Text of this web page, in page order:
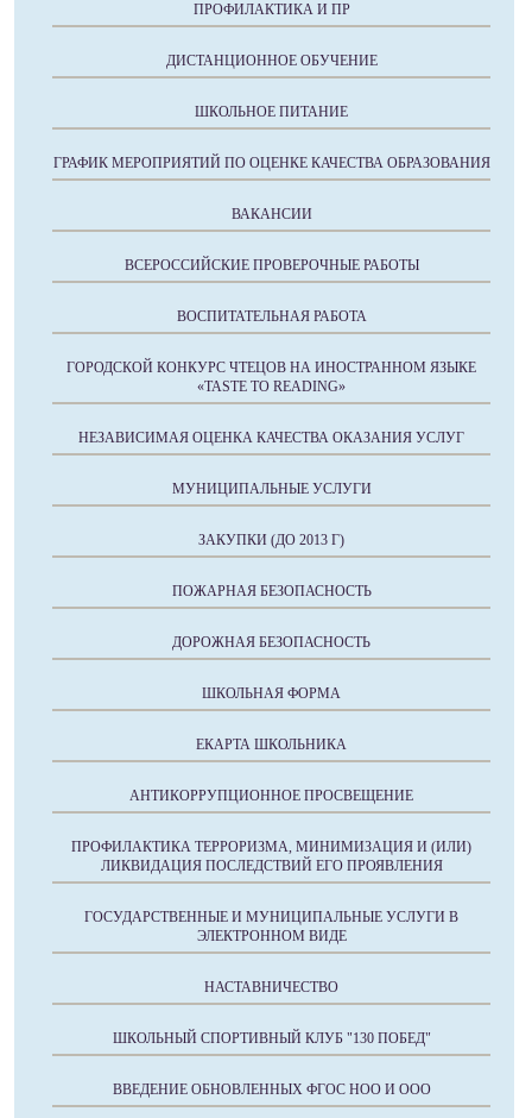
ПРОФИЛАКТИКА И ПР
ДИСТАНЦИОННОЕ ОБУЧЕНИЕ
ШКОЛЬНОЕ ПИТАНИЕ
ГРАФИК МЕРОПРИЯТИЙ ПО ОЦЕНКЕ КАЧЕСТВА ОБРАЗОВАНИЯ
ВАКАНСИИ
ВСЕРОССИЙСКИЕ ПРОВЕРОЧНЫЕ РАБОТЫ
ВОСПИТАТЕЛЬНАЯ РАБОТА
ГОРОДСКОЙ КОНКУРС ЧТЕЦОВ НА ИНОСТРАННОМ ЯЗЫКЕ
«TASTE TO READING»
НЕЗАВИСИМАЯ ОЦЕНКА КАЧЕСТВА ОКАЗАНИЯ УСЛУГ
МУНИЦИПАЛЬНЫЕ УСЛУГИ
ЗАКУПКИ (ДО 2013 Г)
ПОЖАРНАЯ БЕЗОПАСНОСТЬ
ДОРОЖНАЯ БЕЗОПАСНОСТЬ
ШКОЛЬНАЯ ФОРМА
ЕКАРТА ШКОЛЬНИКА
АНТИКОРРУПЦИОННОЕ ПРОСВЕЩЕНИЕ
ПРОФИЛАКТИКА ТЕРРОРИЗМА, МИНИМИЗАЦИЯ И (ИЛИ)
ЛИКВИДАЦИЯ ПОСЛЕДСТВИЙ ЕГО ПРОЯВЛЕНИЯ
ГОСУДАРСТВЕННЫЕ И МУНИЦИПАЛЬНЫЕ УСЛУГИ В
ЭЛЕКТРОННОМ ВИДЕ
НАСТАВНИЧЕСТВО
ШКОЛЬНЫЙ СПОРТИВНЫЙ КЛУБ "130 ПОБЕД"
ВВЕДЕНИЕ ОБНОВЛЕННЫХ ФГОС НОО И ООО